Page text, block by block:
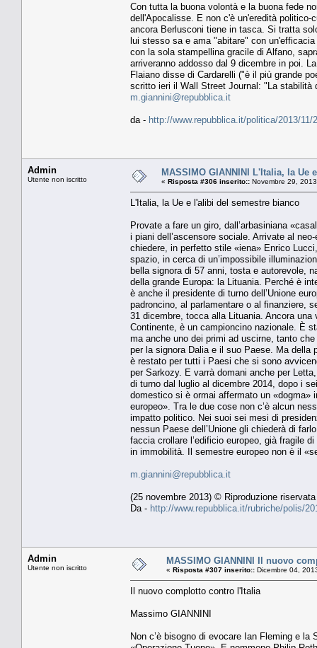
Con tutta la buona volontà e la buona fede
dell'Apocalisse. E non c'è un'eredità
ancora Berlusconi tiene in tasca. Si tratta
lui stesso sa e ama "abitare" con
con la sola stampellina gracile di Alfano,
arriveranno addosso dal 9 dicembre in poi.
Flaiano disse di Cardarelli ("è il più grande
scritto ieri il Wall Street Journal: "La stabilità
m.giannini@repubblica.it
da - http://www.repubblica.it/politica/2013/
Admin
Utente non iscritto
MASSIMO GIANNINI L'Italia, la
« Risposta #306 inserito:: Novembre 29,
L'Italia, la Ue e l'alibi del semestre bianco
Provate a fare un giro, dall’arbasiniana
i piani dell’ascensore sociale. Arrivate al
chiedere, in perfetto stile «iena» Enrico
spazio, in cerca di un’impossibile
bella signora di 57 anni, tosta e autorevole,
della grande Europa: la Lituania. Perché è
è anche il presidente di turno dell’Unione
padroncino, al parlamentare o al finanziere,
31 dicembre, tocca alla Lituania. Ancora
Continente, è un campioncino nazionale. È
ma anche uno dei primi ad uscirne, tanto
per la signora Dalia e il suo Paese. Ma della
è restato per tutti i Paesi che si sono
per Sarkozy. E varrà domani anche per
di turno dal luglio al dicembre 2014, dopo i
domestico si è ormai affermato un «dogma»
europeo». Tra le due cose non c’è alcun
impatto politico. Nei suoi sei mesi di
nessun Paese dell’Unione gli chiederà di
faccia crollare l’edificio europeo, già fragile
in immobilità. Il semestre europeo non è il
m.giannini@repubblica.it
(25 novembre 2013) © Riproduzione riservata
Da - http://www.repubblica.it/rubriche/polis/
Admin
Utente non iscritto
MASSIMO GIANNINI Il nuovo
« Risposta #307 inserito:: Dicembre 04,
Il nuovo complotto contro l'Italia
Massimo GIANNINI
Non c’è bisogno di evocare Ian Fleming e